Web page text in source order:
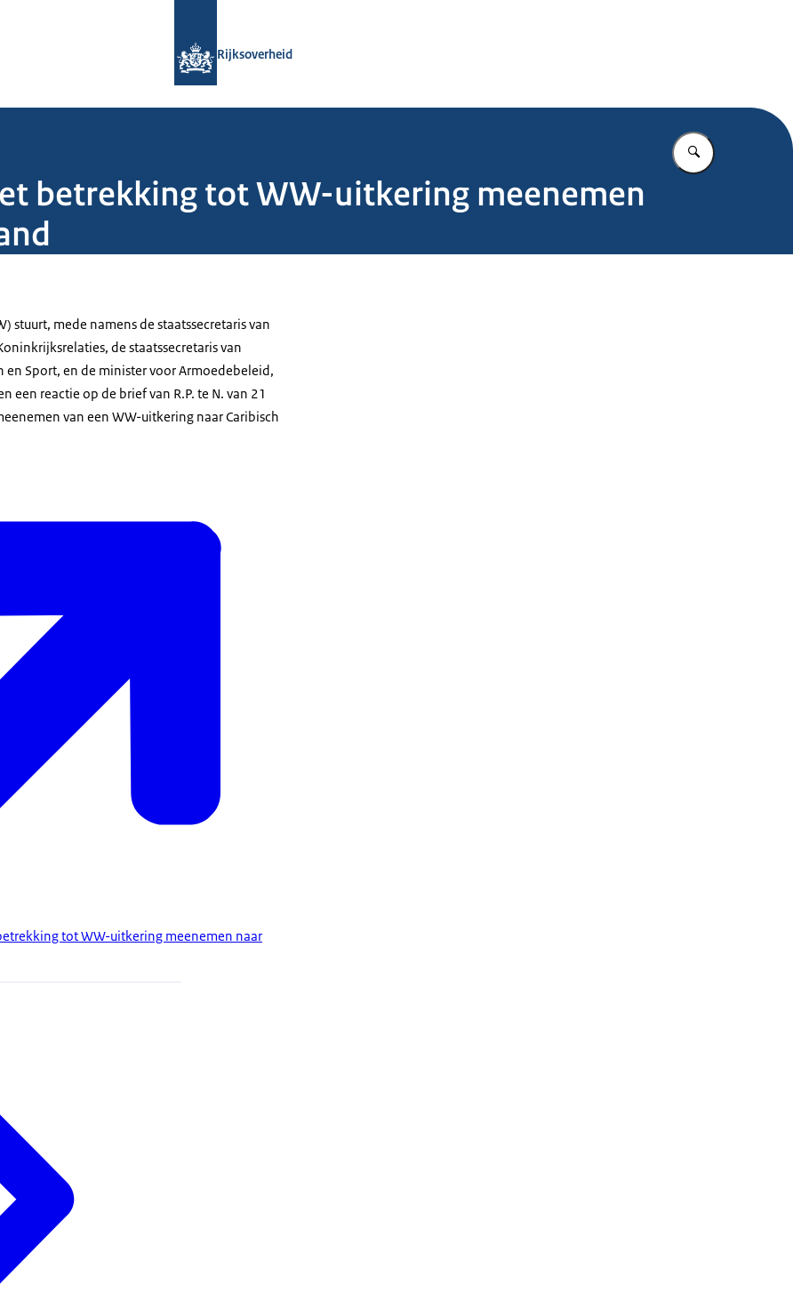
Rijksoverheid
Vul in wat u
betrekking tot WW-uitkering meenemen
stuurt, mede namens de staatssecretaris van
de staatssecretaris van
en Sport, en de minister voor Armoedebeleid,
een reactie op de brief van R.P. te N. van 21
van een WW-uitkering naar Caribisch
tot WW-uitkering meenemen naar